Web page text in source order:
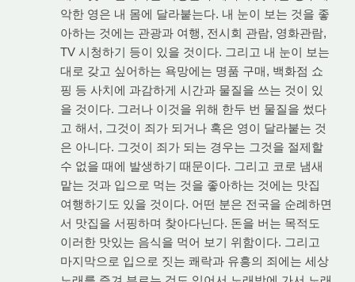
악한 영은 내 몸에 달라붙는다. 내 눈이 보는 것을 좋
아하는 것에는 관광과 여행, 전시회 관람, 영화관람,
TV 시청하기 등이 있을 것이다. 그리고 내 눈이 보는
대로 갖고 싶어하는 욕망에는 명품 구매, 백화점 쇼
핑 등 사치에 과감하게 시간과 물질을 쓰는 것이 있
을 것이다. 그러나 이것을 위해 한두 번 물질을 썼다
고 해서, 그것이 죄가 되거나 혹은 영이 달라붙는 것
은 아니다. 그것이 죄가 되는 경우는 그것을 절제할
수 없을 때에 발생하기 때문이다. 그리고 코로 냄새
맡는 것과 입으로 먹는 것을 좋아하는 것에는 맛집
여행하기도 있을 것이다. 어떤 분은 전국을 순례하면
서 맛집을 서핑하며 찾아다닌다. 돈을 버는 목적도
이러한 맛있는 음식을 먹어 보기 위함이다. 그리고
마지막으로 입으로 짓는 쾌락과 유흥의 죄에는 세상